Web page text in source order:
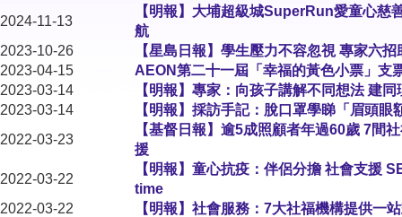
2024-11-13
【明報】大埔超級城SuperRun愛童心慈
航
2023-10-26
【星島日報】學生壓力不容忽視 專家六
2023-04-15
AEON第二十一屆「幸福的黃色小票」支
2023-03-14
【明報】專家：向孩子講解不同想法 建同
2023-03-14
【明報】採訪手記：脫口罩學睇「眉頭眼
2022-03-23
【基督日報】逾5成照顧者年過60歲 7間
援
2022-03-22
【明報】童心抗疫：伴侶分擔 社會支援
time
2022-03-22
【明報】社會服務：7大社福機構提供一